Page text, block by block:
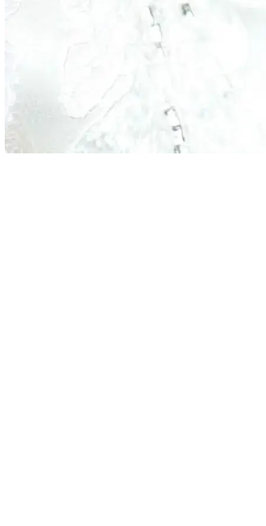
Oppure scegli un file dal tuo
Gli screenshot sono facoltativi. Puoi catturare la pagina corrente se il